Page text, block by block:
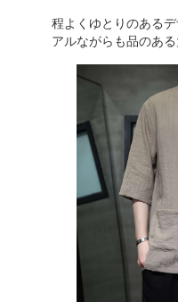
程よくゆとりのある
アルながらも品のあ